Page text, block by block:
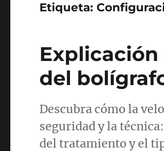
Etiqueta:
Explicación
del
Descubra cómo la
seguridad y la
del tratamiento y el